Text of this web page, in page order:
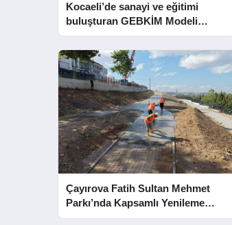
Kocaeli’de sanayi ve eğitimi
buluşturan GEBKİM Modeli
tanıtıldı
Çayırova Fatih Sultan Mehmet
Parkı’nda Kapsamlı Yenileme
Başladı